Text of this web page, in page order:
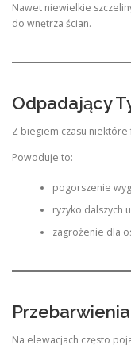
Nawet niewielkie
do wnętrza ścian.
Odpadający
Z biegiem czasu
Powoduje to:
pogorszenie
ryzyko dalszych
zagrożenie dla
Na elewacjach często